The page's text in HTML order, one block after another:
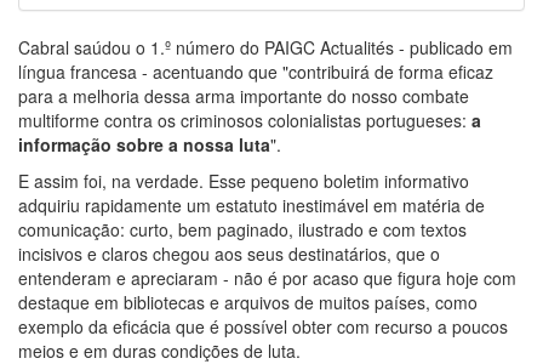
Cabral saúdou o 1.º número do PAIGC Actualités - publicado em
língua francesa - acentuando que "contribuirá de forma eficaz
para a melhoria dessa arma importante do nosso combate
multiforme contra os criminosos colonialistas portugueses: a
informação sobre a nossa luta".
E assim foi, na verdade. Esse pequeno boletim informativo
adquiriu rapidamente um estatuto inestimável em matéria de
comunicação: curto, bem paginado, ilustrado e com textos
incisivos e claros chegou aos seus destinatários, que o
entenderam e apreciaram - não é por acaso que figura hoje com
destaque em bibliotecas e arquivos de muitos países, como
exemplo da eficácia que é possível obter com recurso a poucos
meios e em duras condições de luta.